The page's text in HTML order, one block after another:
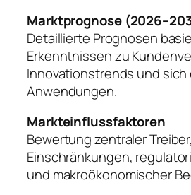
Marktprognose
Detaillierte Prognosen
Erkenntnissen zu
Innovationstrends und
Anwendungen.
Markteinflussfaktoren
Bewertung zentraler Treiber,
Einschränkungen,
und makroökonomischer